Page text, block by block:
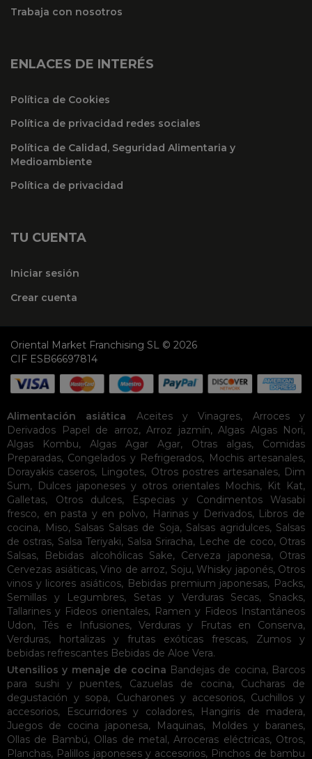
Trabaja con nosotros
ENLACES DE INTERÉS
Política de Cookies
Política de privacidad redes sociales
Política de Calidad, Seguridad Alimentaria y
Medioambiente
Política de privacidad
TU CUENTA
Iniciar sesión
Crear cuenta
Oriental Market Franchising SL © 2026
CIF ESB66697814
Alimentación asiática Aceites y Vinagres, Arroces y
Derivados
Papel de arroz, Arroz jazmín, Algas Algas Nori,
Algas Kombu, Algas Agar Agar, Otras algas, Comidas
Preparadas, Congelados y Refrigerados, Mochis artesanales,
Dorayakis caseros, Lingotes, Otros postres artesanales, Dim
Sum, Dulces japoneses y otros orientales Mochis, Kit Kat,
Galletas, Otros dulces, Especias y Condimentos
Wasabi
fresco, en pasta y en polvo, Harinas y Derivados, Libros de
cocina, Miso, Salsas Salsas de Soja, Salsas agridulces, Salsas
de ostras, Salsa Teriyaki, Salsa Sriracha, Leche de coco, Otras
Salsas, Bebidas alcohólicas Sake, Cerveza japonesa, Otras
Cervezas asiáticas, Vino de arroz, Soju, Whisky japonés, Otros
vinos y licores asiáticos, Bebidas premium japonesas, Packs,
Semillas y Legumbres, Setas y Verduras Secas, Snacks,
Tallarines y Fideos orientales, Ramen y Fideos Instantáneos
Udon,Tés e Infusiones, Verduras y Frutas en Conserva,
Verduras, hortalizas y frutas exóticas frescas, Zumos y
bebidas refrescantes Bebidas de Aloe Vera.
Utensilios y menaje de cocina Bandejas de cocina, Barcos
para sushi y puentes, Cazuelas de cocina, Cucharas de
degustación y sopa, Cucharones y accesorios, Cuchillos y
accesorios, Escurridores y coladores, Hangiris de madera,
Juegos de cocina japonesa, Maquinas, Moldes y baranes,
Ollas de Bambú, Ollas de metal,Arroceras eléctricas, Otros,
Planchas, Palillos japoneses y accesorios, Pinchos de bambu